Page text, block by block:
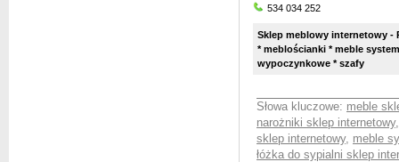
534 034 252
Sklep meblowy internetowy -
* meblościanki * meble
wypoczynkowe * szafy
Słowa kluczowe: meble
narożniki sklep internetowy
sklep internetowy, meble
łóżka do sypialni sklep